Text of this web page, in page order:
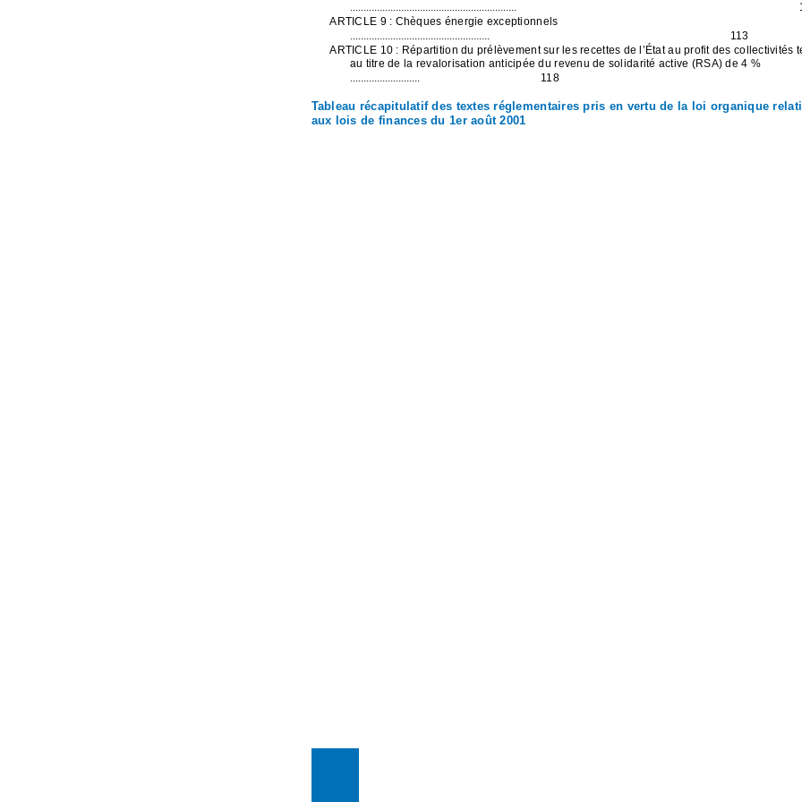
ARTICLE 9 : Chèques énergie exceptionnels
113
ARTICLE 10 : Répartition du prélèvement sur les recettes de l’État au profit des collectivités
au titre de la revalorisation anticipée du revenu de solidarité active (RSA) de 4 %
.......................... 118
Tableau récapitulatif des textes réglementaires pris en vertu de la loi organique
aux lois de finances du 1er août 2001